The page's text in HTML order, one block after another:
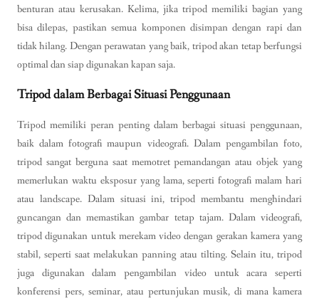
benturan atau kerusakan. Kelima, jika tripod memiliki bagian yang
bisa dilepas, pastikan semua komponen disimpan dengan rapi dan
tidak hilang. Dengan perawatan yang baik, tripod akan tetap berfungsi
optimal dan siap digunakan kapan saja.
Tripod dalam Berbagai Situasi Penggunaan
Tripod memiliki peran penting dalam berbagai situasi penggunaan,
baik dalam fotografi maupun videografi. Dalam pengambilan foto,
tripod sangat berguna saat memotret pemandangan atau objek yang
memerlukan waktu eksposur yang lama, seperti fotografi malam hari
atau landscape. Dalam situasi ini, tripod membantu menghindari
guncangan dan memastikan gambar tetap tajam. Dalam videografi,
tripod digunakan untuk merekam video dengan gerakan kamera yang
stabil, seperti saat melakukan panning atau tilting. Selain itu, tripod
juga digunakan dalam pengambilan video untuk acara seperti
konferensi pers, seminar, atau pertunjukan musik, di mana kamera